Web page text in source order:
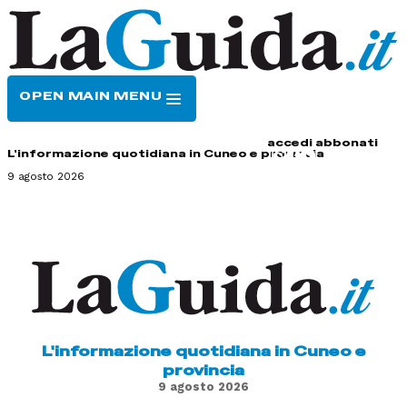
OPEN MAIN MENU
accedi abbonati
L'informazione quotidiana in Cuneo e provincia
9 agosto 2026
L'informazione quotidiana in Cuneo e
provincia
9 agosto 2026